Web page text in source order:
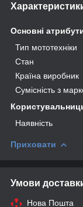
Основні
Тип мототехніки
Стан
Країна виробник
Сумісність з
Наявність
Приховати
Умови
Нова Пошта